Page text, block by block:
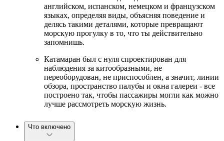
английском, испанском, немецком и французском
языках, определяя виды, объясняя поведение и
делясь такими деталями, которые превращают
морскую прогулку в то, что ты действительно
запомнишь.
Катамаран был с нуля спроектирован для
наблюдения за китообразными, не
переоборудован, не приспособлен, а значит, линии
обзора, пространство палубы и окна галереи - все
построено так, чтобы пассажиры могли как можно
лучше рассмотреть морскую жизнь.
Что включено